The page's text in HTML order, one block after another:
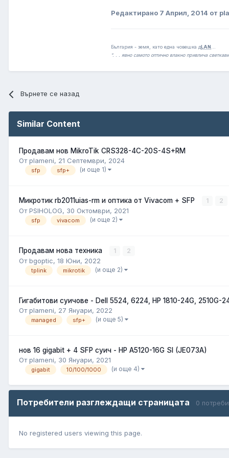
Редактирано 7 Април, 2014 от
България - земя, като една човешка дLAN
". . . явно самото оптично влакно привлича
Върнете се назад
Similar Content
Продавам нов MikroTik CRS328-4C-20S-4S+RM
От plameni, 21 Септември, 2024
sfp sfp+ (и още 1)
Микротик rb2011uias-rm и оптика от Vivacom + SFP 1 2
От PSIHOLOG, 30 Октомври, 2021
sfp vivacom (и още 2)
Продавам нова техника 1 2
От bgoptic, 18 Юни, 2022
tplink mikrotik (и още 2)
Гигабитови суичове - Dell 5524, 6224, HP 1810-24G, 2510G-
От plameni, 27 Януари, 2022
managed sfp+ (и още 5)
нов 16 gigabit + 4 SFP суич - HP A5120-16G SI (JE073A)
От plameni, 30 Януари, 2021
gigabit 10/100/1000 (и още 4)
Потребители разглеждащи страницата 0
No registered users viewing this page.